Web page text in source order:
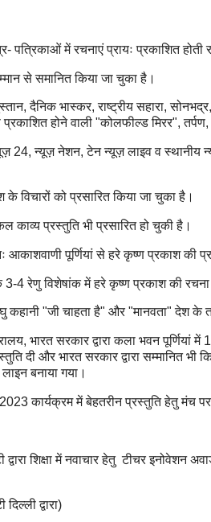
में रचनाएं प्रायः प्रकाशित होती
से समानित किया जा चुका है।
दैनिक भास्कर, राष्ट्रीय सहारा,
होने वाली "कोलफील्ड मिरर",
न्यूज़ नेशन, टेन न्यूज़ लाइव व स्थानीय
को प्रसारित किया जा चुका है।
काव्य प्रस्तुति भी प्रसारित हो चुकी है।
पूर्णियां से हरे कृष्ण प्रकाश की
3-4 रेणु विशेषांक में हरे कृष्ण प्रकाश की
"जी चाहता है" और "मानवता" देश के
भारत सरकार द्वारा कला भवन पूर्णियां
दी और भारत सरकार द्वारा सम्मानित भी
बनाया गया।
2023 कार्यक्रम में बेहतरीन प्रस्तुति हेतु
शिक्षा में नवाचार हेतु टीचर इनोवेशन
द्वारा)